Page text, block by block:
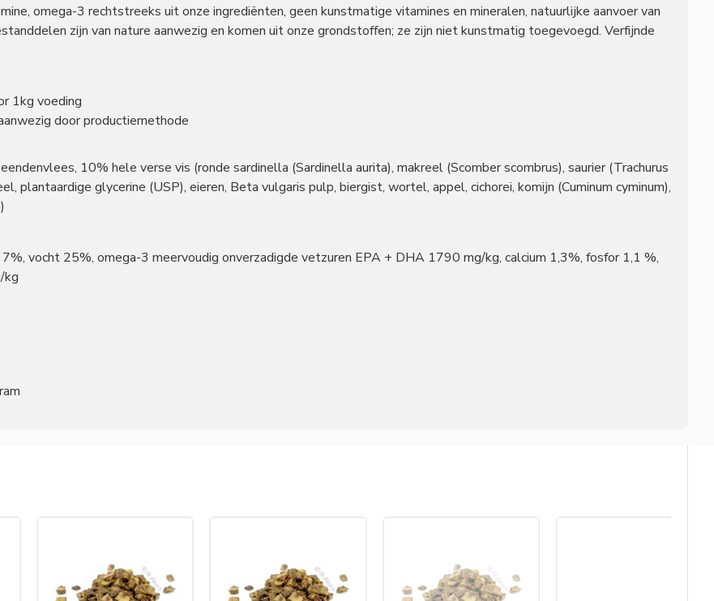
omega-3 rechtstreeks uit onze ingrediënten, geen kunstmatige vitamines en mineralen, natuurlijke aanvoer van
zijn van nature aanwezig en komen uit onze grondstoffen; ze zijn niet kunstmatig toegevoegd. Verfijnde
1kg voeding
door productiemethode
10% hele verse vis (ronde sardinella (Sardinella aurita), makreel (Scomber scombrus), saurier (Trachurus
plantaardige glycerine (USP), eieren, Beta vulgaris pulp, biergist, wortel, appel, cichorei, komijn (Cuminum cyminum),
vocht 25%, omega-3 meervoudig onverzadigde vetzuren EPA + DHA 1790 mg/kg, calcium 1,3%, fosfor 1,1 %,
kg